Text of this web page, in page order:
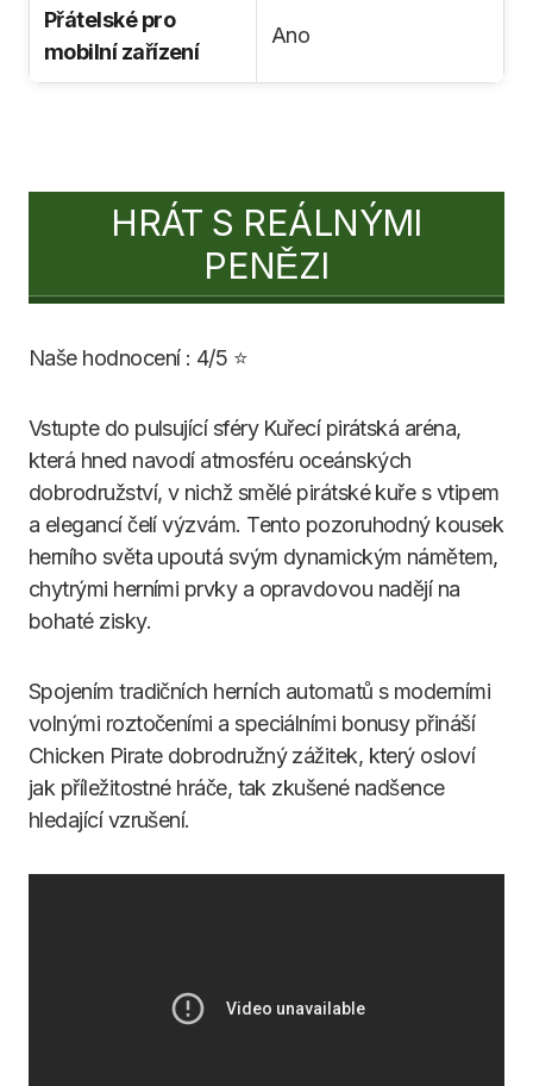
Přátelské pro
mobilní zařízení
Ano
HRÁT S REÁLNÝMI
PENĚZI
Naše hodnocení : 4/5 ⭐
Vstupte do pulsující sféry Kuřecí pirátská aréna,
která hned navodí atmosféru oceánských
dobrodružství, v nichž smělé pirátské kuře s vtipem
a elegancí čelí výzvám. Tento pozoruhodný kousek
herního světa upoutá svým dynamickým námětem,
chytrými herními prvky a opravdovou nadějí na
bohaté zisky.
Spojením tradičních herních automatů s moderními
volnými roztočeními a speciálními bonusy přináší
Chicken Pirate dobrodružný zážitek, který osloví
jak příležitostné hráče, tak zkušené nadšence
hledající vzrušení.